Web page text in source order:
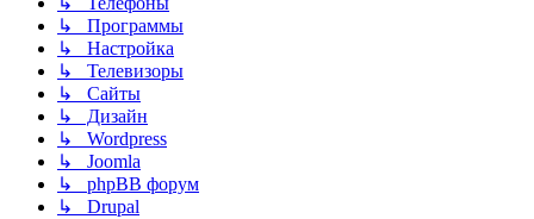
↳ Программы
↳ Настройка
↳ Телевизоры
↳ Сайты
↳ Дизайн
↳ Wordpress
↳ Joomla
↳ phpBB форум
↳ Drupal